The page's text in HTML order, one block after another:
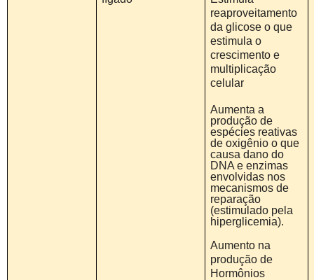
reaproveitamento
da glicose o que
estimula o
crescimento e
multiplicação
celular
Aumenta a
produção de
espécies reativas
de oxigênio o que
causa dano do
DNA e enzimas
envolvidas nos
mecanismos de
reparação
(estimulado pela
hiperglicemia).
Aumento na
produção de
Hormônios